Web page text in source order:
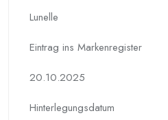
Lunelle
Eintrag ins Markenregister
20.10.2025
Hinterlegungs­datum